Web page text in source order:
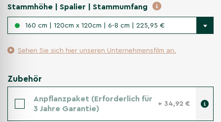
Stammhöhe | Spalier | Stammumfang
160 cm | 120cm x 120cm | 6-8 cm | 225,95 €
Sehen Sie sich hier unseren Unternehmensfilm an.
Zubehör
Anpflanzpaket (Erforderlich für
3 Jahre Garantie)
+ 34,92 €